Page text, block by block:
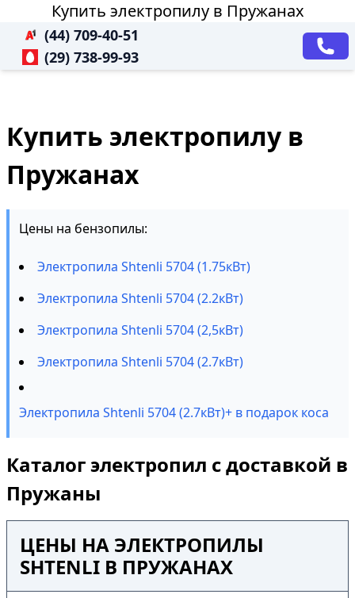
Купить электропилу в Пружанах
(44) 709-40-51
(29) 738-99-93
Купить электропилу в
Пружанах
Цены на бензопилы:
Электропила Shtenli 5704 (1.75кВт)
Электропила Shtenli 5704 (2.2кВт)
Электропила Shtenli 5704 (2,5кВт)
Электропила Shtenli 5704 (2.7кВт)
Электропила Shtenli 5704 (2.7кВт)+ в подарок коса
Каталог электропил с доставкой в
Пружаны
ЦЕНЫ НА ЭЛЕКТРОПИЛЫ
SHTENLI В ПРУЖАНАХ